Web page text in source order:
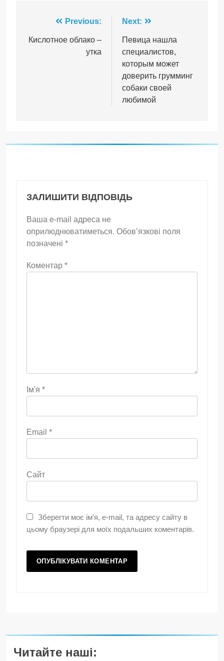
Навігація
записів
Previous:
Кислотное облако –
утка
Next:
Певица нашла
специалистов,
которым может
доверить грумминг
собаки своей
любимой
ЗАЛИШИТИ ВІДПОВІДЬ
Ваша e-mail адреса не
оприлюднюватиметься. Обов’язкові поля
позначені *
Коментар *
Ім'я *
Email *
Сайт
Зберегти моє ім'я, e-mail, та адресу сайту в
цьому браузері для моїх подальших коментарів.
Читайте наші: